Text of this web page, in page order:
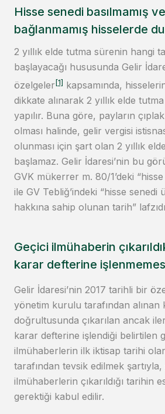
Hisse senedi basılmamış
bağlanmamış hisselerde
2 yıllık elde tutma sürenin hangi
başlayacağı hususunda Gelir
özelgeler[1] kapsamında,
dikkate alınarak 2 yıllık elde
yapılır. Buna göre, payların
olması halinde, gelir vergisi
olunması için şart olan 2 yıllık
başlamaz. Gelir İdaresi’nin bu
GVK mükerrer m. 80/1’deki
ile GV Tebliğ’indeki “hisse
hakkına sahip olunan tarih”
Geçici ilmühaberin
karar defterine
Gelir İdaresi’nin 2017 tarihli bir
yönetim kurulu tarafından alınan
doğrultusunda çıkarılan ancak
karar defterine işlendiği belirtilen
ilmühaberlerin ilk iktisap tarihi
tarafından tevsik edilmek şartıyla,
ilmühaberlerin çıkarıldığı tarihin
gerektiği kabul edilir.